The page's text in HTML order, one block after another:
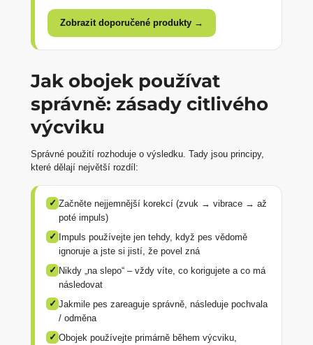
Zobrazit doporučené produkty →
Jak obojek používat
správně: zásady citlivého
výcviku
Správné použití rozhoduje o výsledku. Tady jsou principy,
které dělají největší rozdíl:
✓ Začněte nejjemnější korekcí (zvuk → vibrace → až
poté impuls)
✓ Impuls používejte jen tehdy, když pes vědomě
ignoruje a jste si jistí, že povel zná
✓ Nikdy „na slepo“ – vždy víte, co korigujete a co má
následovat
✓ Jakmile pes zareaguje správně, následuje pochvala
/ odměna
✓ Obojek používejte primárně během výcviku,